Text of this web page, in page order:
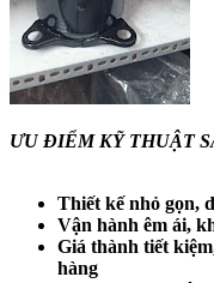
ƯU ĐIỂM KỸ THUẬT
Thiết kế nhỏ gọn,
Vận hành êm ái,
Giá thành tiết
hàng